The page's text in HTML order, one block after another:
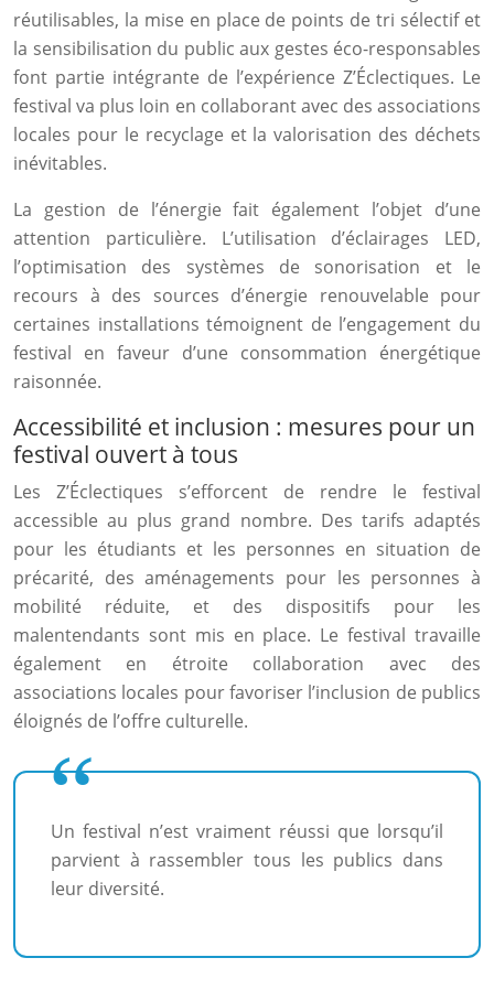
réutilisables, la mise en place de points de tri sélectif et
la sensibilisation du public aux gestes éco-responsables
font partie intégrante de l’expérience Z’Éclectiques. Le
festival va plus loin en collaborant avec des associations
locales pour le recyclage et la valorisation des déchets
inévitables.
La gestion de l’énergie fait également l’objet d’une
attention particulière. L’utilisation d’éclairages LED,
l’optimisation des systèmes de sonorisation et le
recours à des sources d’énergie renouvelable pour
certaines installations témoignent de l’engagement du
festival en faveur d’une consommation énergétique
raisonnée.
Accessibilité et inclusion : mesures pour un
festival ouvert à tous
Les Z’Éclectiques s’efforcent de rendre le festival
accessible au plus grand nombre. Des tarifs adaptés
pour les étudiants et les personnes en situation de
précarité, des aménagements pour les personnes à
mobilité réduite, et des dispositifs pour les
malentendants sont mis en place. Le festival travaille
également en étroite collaboration avec des
associations locales pour favoriser l’inclusion de publics
éloignés de l’offre culturelle.
Un festival n’est vraiment réussi que lorsqu’il
parvient à rassembler tous les publics dans
leur diversité.